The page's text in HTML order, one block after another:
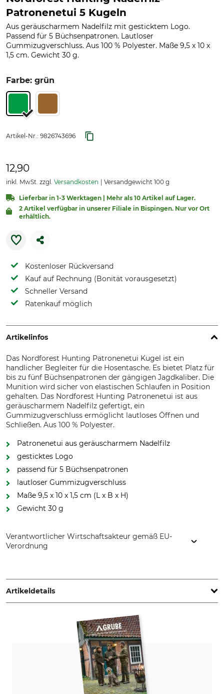
Patronenetui 5 Kugeln
Aus geräuscharmem Nadelfilz mit gesticktem Logo.
Passend für 5 Büchsenpatronen. Lautloser
Gummizugverschluss. Aus 100 % Polyester. Maße 9,5 x 10 x
1,5 cm. Gewicht 30 g.
Farbe: grün
Artikel-Nr.: 9826743696
12,90
inkl. MwSt. zzgl. Versandkosten Versandgewicht 100 g
Lieferbar in 1-3 Werktagen | Mehr als 10 Artikel auf Lager.
2 Artikel verfügbar in unserer Filiale in Bispingen. Nur vor Ort
erhältlich.
Kostenloser Rückversand
Kauf auf Rechnung (Bonität vorausgesetzt)
Schneller Versand
Ratenkauf möglich
Artikelinfos
Das Nordforest Hunting Patronenetui Kugel ist ein
handlicher Begleiter für die Hosentasche. Es bietet Platz für
bis zu fünf Büchsenpatronen der gängigen Jagdkaliber. Die
Munition wird sicher von elastischen Schlaufen in Position
gehalten. Das Nordforest Hunting Patronenetui ist aus
geräuscharmem Nadelfilz gefertigt, ein
Gummizugverschluss ermöglicht lautloses Öffnen und
Schließen. Aus 100 % Polyester.
Patronenetui aus geräuscharmem Nadelfilz
gesticktes Logo
passend für 5 Büchsenpatronen
lautloser Gummizugverschluss
Maße 9,5 x 10 x 1,5 cm (L x B x H)
Gewicht 30 g
Verantwortlicher Wirtschaftsakteur gemäß EU-
Verordnung
www.grube.de
Artikeldetails
Nordforest Hunting
Produkttyp
Nadelfilz
Modellbezeichnung
Patronenetui 5 Kugeln
Herstellung
Made in Hungary